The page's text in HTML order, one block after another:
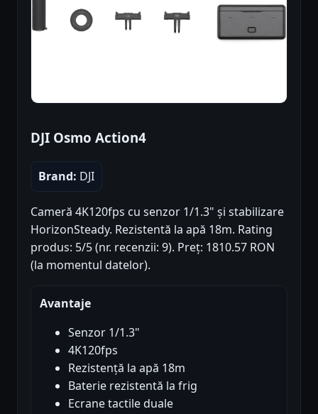
DJI Osmo Action4
Brand: DJI
Cameră 4K120fps cu senzor 1/1.3" și stabilizare
HorizonSteady. Rezistentă la apă 18m. Rating
produs: 5/5 (nr. recenzii: 9). Preț: 1810.57 RON
(la momentul datelor).
Avantaje
Senzor 1/1.3"
4K120fps
Rezistență la apă 18m
Baterie rezistentă la frig
Ecrane tactile duale